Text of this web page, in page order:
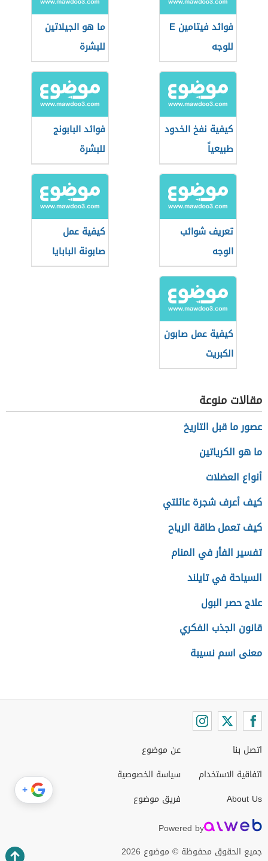
فوائد فيتامين E
للوجه
ما هو الجيلاتين
للبشرة
كيفية نفخ الخدود
طبيعياً
فوائد البابونج
للبشرة
تعريف شوائب
الوجه
كيفية عمل
صابونة البابايا
كيفية عمل صابون
الكبريت
مقالات منوعة
عصور ما قبل التاريخ
ما هو الكرياتين
أنواع العضلات
كيف أعرف شجرة عائلتي
كيف تعمل طاقة الرياح
تفسير الفأر في المنام
السياحة في تايلند
علاج حصر البول
قانون الجذب الفكري
معنى اسم نسيبة
اتصل بنا
اتفاقية الاستخدام
About Us
عن موضوع
سياسة الخصوصية
فريق موضوع
Powered by
جميع الحقوق محفوظة © موضوع 2026
+